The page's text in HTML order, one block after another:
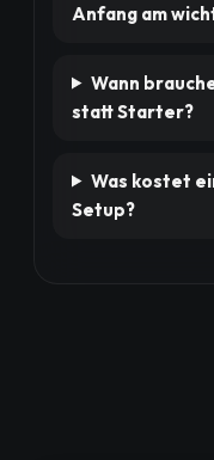
Anfang am
Wann
statt Starter?
Was kostet
Setup?